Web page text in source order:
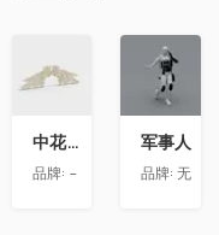
藏
中花-12
品牌: -
收
藏
军事人
品牌:无